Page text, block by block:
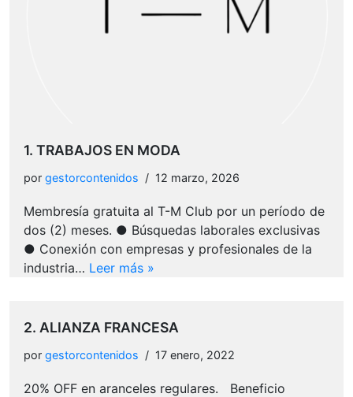
1. TRABAJOS EN MODA
por gestorcontenidos 12 marzo, 2026
Membresía gratuita al T-M Club por un período de
dos (2) meses. ● Búsquedas laborales exclusivas
● Conexión con empresas y profesionales de la
industria… Leer más »
2. ALIANZA FRANCESA
por gestorcontenidos 17 enero, 2022
20% OFF en aranceles regulares. Beneficio